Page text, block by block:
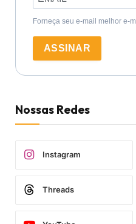
Forneça seu e-mail melhor e-
ASSINAR
Nossas Redes
Instagram
Threads